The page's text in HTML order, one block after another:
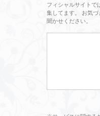
フィシャルサイトで
集してます。 お気
聞かせください。